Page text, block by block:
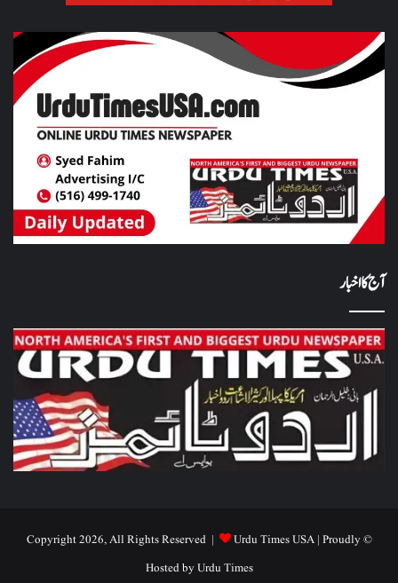
آج کا اخبار
© Copyright 2026, All Rights Reserved |
Urdu Times USA| Proudly
Hosted byUrdu Times